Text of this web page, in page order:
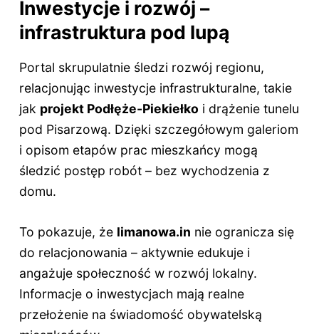
Inwestycje i rozwój –
infrastruktura pod lupą
Portal skrupulatnie śledzi rozwój regionu,
relacjonując inwestycje infrastrukturalne, takie
jak projekt Podłęże-Piekiełko i drążenie tunelu
pod Pisarzową. Dzięki szczegółowym galeriom
i opisom etapów prac mieszkańcy mogą
śledzić postęp robót – bez wychodzenia z
domu.
To pokazuje, że limanowa.in nie ogranicza się
do relacjonowania – aktywnie edukuje i
angażuje społeczność w rozwój lokalny.
Informacje o inwestycjach mają realne
przełożenie na świadomość obywatelską